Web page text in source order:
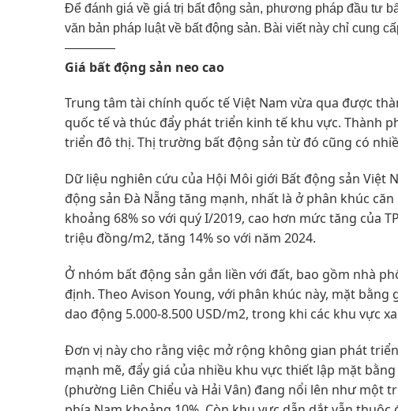
Để đánh giá về giá trị bất động sản, phương pháp đầu tư
văn bản pháp luật về bất động sản. Bài viết này chỉ cung
————
Giá bất động sản neo cao
Trung tâm tài chính quốc tế Việt Nam vừa qua được
quốc tế và thúc đẩy phát triển kinh tế khu vực. Thành
triển đô thị. Thị trường bất động sản từ đó cũng có
Dữ liệu nghiên cứu của Hội Môi giới Bất động sản Việt
động sản Đà Nẵng tăng mạnh, nhất là ở phân khúc
khoảng 68% so với quý I/2019, cao hơn mức tăng của
triệu đồng/m2, tăng 14% so với năm 2024.
Ở nhóm bất động sản gắn liền với đất, bao gồm nhà
định. Theo Avison Young, với phân khúc này, mặt
dao động 5.000-8.500 USD/m2, trong khi các khu vực
Đơn vị này cho rằng việc mở rộng không gian phát
mạnh mẽ, đẩy giá của nhiều khu vực thiết lập mặt
(phường Liên Chiểu và Hải Vân) đang nổi lên như một